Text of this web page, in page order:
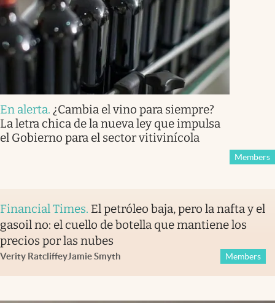
En alerta. ¿Cambia el vino para siempre?
La letra chica de la nueva ley que impulsa
el Gobierno para el sector vitivinícola
Members
Financial Times. El petróleo baja, pero la nafta y el
gasoil no: el cuello de botella que mantiene los
precios por las nubes
Verity RatcliffeyJamie Smyth Members